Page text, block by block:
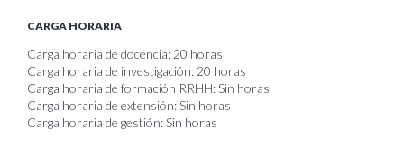
CARGA HORARIA
Carga horaria de docencia: 20 horas
Carga horaria de investigación: 20 horas
Carga horaria de formación RRHH: Sin horas
Carga horaria de extensión: Sin horas
Carga horaria de gestión: Sin horas